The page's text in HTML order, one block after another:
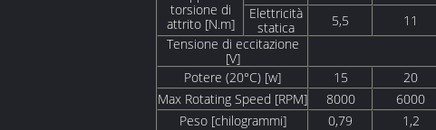
torsione di
attrito [N.m]
Elettricità
statica
5,5 11
Tensione di eccitazione
[V]
Potere (20°C) [w]
15 20
Max Rotating Speed [RPM]
8000 6000
Peso [chilogrammi]
0,79 1,2